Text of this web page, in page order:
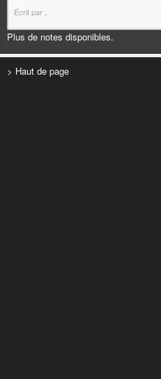
Écrit par
Plus de notes disponibles.
> Haut de page